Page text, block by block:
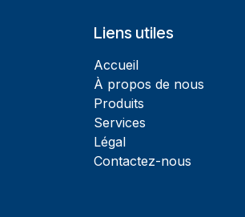
Liens utiles
Accueil
À propos de nous
Produits
Services
Légal
Contactez-nous